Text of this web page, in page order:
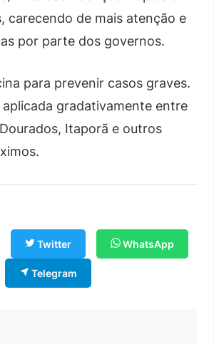
carecendo de mais atenção e
por parte dos governos.
para prevenir casos graves.
aplicada gradativamente entre
Itaporã e outros
Twitter WhatsApp
Telegram